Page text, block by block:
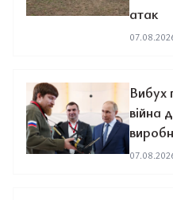
атак
Вибух
війна